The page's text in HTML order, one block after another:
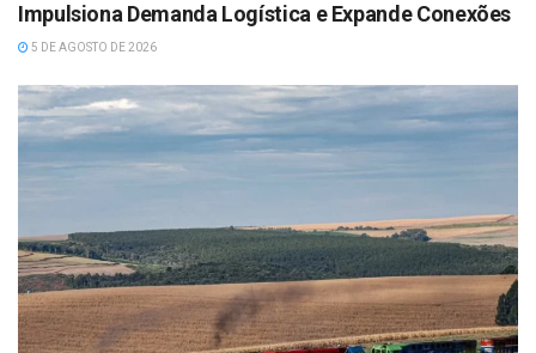
Impulsiona Demanda Logística e Expande Conexões
5 DE AGOSTO DE 2026